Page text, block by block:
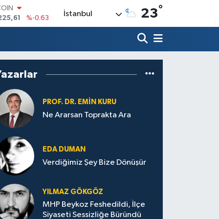
%-0.63
%0.07
%0.45
%70
İstanbul 23°
PROF. DR. EMIN KURU
Ne Ararsan Toprakta Ara
EDA DUMAN
Verdiğimiz Şey Bize Dönüşür
YILMAZ GÖKGÖZ
MHP Beykoz Feshedildi, İlçe
Siyaseti Sessizliğe Büründü